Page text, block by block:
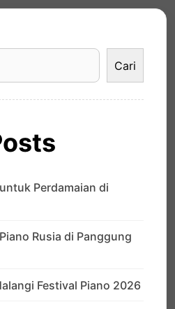
Cari
Perdamaian di
Rusia di Panggung
Festival Piano 2026